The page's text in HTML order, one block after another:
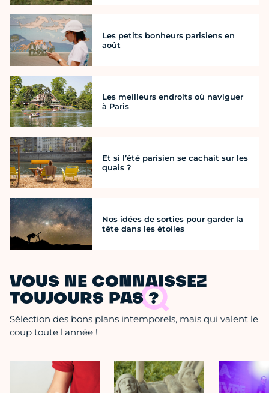
Les petits bonheurs parisiens en
août
Les meilleurs endroits où naviguer
à Paris
Et si l’été parisien se cachait sur les
quais ?
Nos idées de sorties pour garder la
tête dans les étoiles
VOUS NE CONNAISSEZ
TOUJOURS PAS ?
Sélection des bons plans intemporels, mais qui valent le
coup toute l'année !